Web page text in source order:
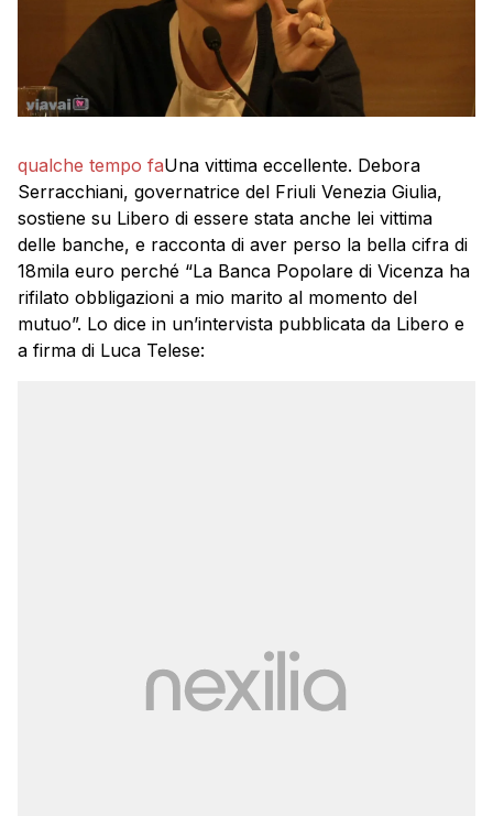
qualche tempo faUna vittima eccellente. Debora
Serracchiani, governatrice del Friuli Venezia Giulia,
sostiene su Libero di essere stata anche lei vittima
delle banche, e racconta di aver perso la bella cifra di
18mila euro perché “La Banca Popolare di Vicenza ha
rifilato obbligazioni a mio marito al momento del
mutuo”. Lo dice in un’intervista pubblicata da Libero e
a firma di Luca Telese: